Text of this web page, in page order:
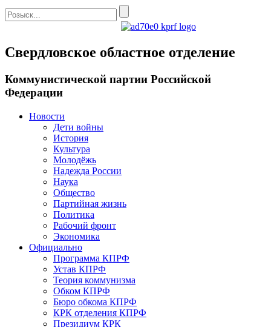
Свердловское областное отделение
Коммунистической партии Российской
Федерации
Новости
Дети войны
История
Культура
Молодёжь
Надежда России
Наука
Общество
Партийная жизнь
Политика
Рабочий фронт
Экономика
Официально
Программа КПРФ
Устав КПРФ
Теория коммунизма
Обком КПРФ
Бюро обкома КПРФ
КРК отделения КПРФ
Президиум КРК